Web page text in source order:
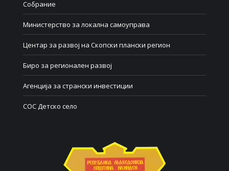
Собрание
Министерство за локална самоуправа
Центар за развој на Скопски плански регион
Биро за регионален развој
Агенција за странски инвестиции
СОС Детско село